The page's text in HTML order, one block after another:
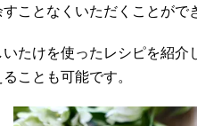
ことなくいただくことがで
たけを使ったレシピを紹介
ことも可能です。